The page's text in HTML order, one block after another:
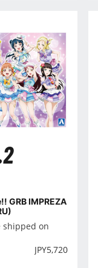
GRB IMPREZA
on
JPY5,720